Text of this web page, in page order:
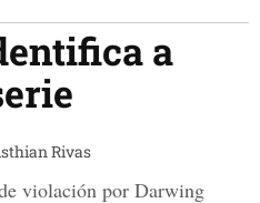
a
Rivas
violación por Darwing